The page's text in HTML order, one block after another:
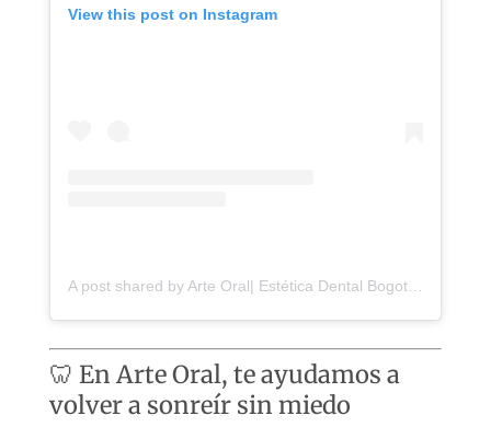
View this post on Instagram
A post shared by Arte Oral| Estética Dental Bogotá (@arteoral.co)
🦷 En Arte Oral, te ayudamos a
volver a sonreír sin miedo